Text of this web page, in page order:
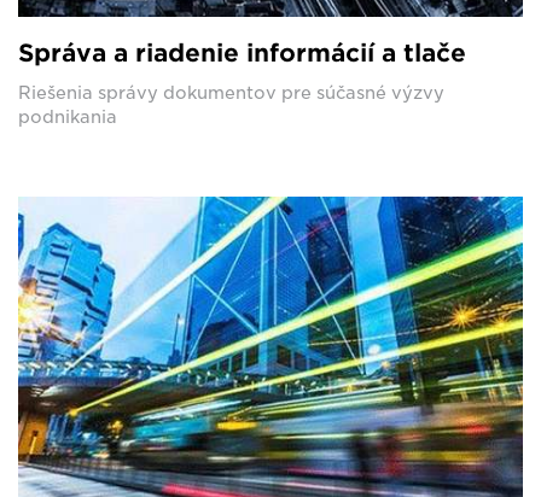
Správa a riadenie informácií a tlače
Riešenia správy dokumentov pre súčasné výzvy
podnikania